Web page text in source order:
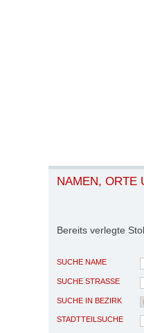
NAMEN, ORTE
Bereits verlegte
SUCHE NAME
SUCHE STRASSE
SUCHE IN BEZIRK
STADTTEILSUCHE